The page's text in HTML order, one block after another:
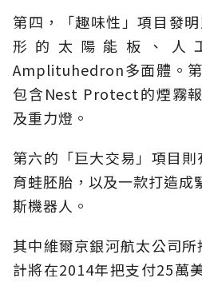
第四，「趣味性」項目發
形的太陽能板、人
Amplituhedron多面體。
包含Nest Protect的煙霧
及重力燈。
第六的「巨大交易」項目
育蛙胚胎，以及一款打造成
斯機器人。
其中維爾京銀河航太公司
計將在2014年把支付25萬